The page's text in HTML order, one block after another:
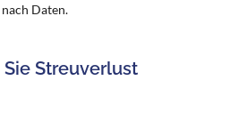
Daten.
Streuverlust